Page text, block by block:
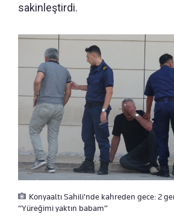
sakinleştirdi.
Konyaaltı Sahili'nde kahreden gece: 2
“Yüreğimi yaktın babam”